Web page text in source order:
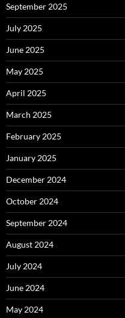
September 2025
July 2025
June 2025
May 2025
April 2025
March 2025
February 2025
January 2025
December 2024
October 2024
September 2024
August 2024
July 2024
June 2024
May 2024